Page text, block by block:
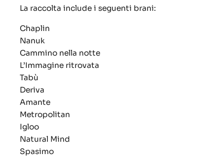
La raccolta include i seguenti brani:
Chaplin
Nanuk
Cammino nella notte
L’Immagine ritrovata
Tabù
Deriva
Amante
Metropolitan
Igloo
Natural Mind
Spasimo